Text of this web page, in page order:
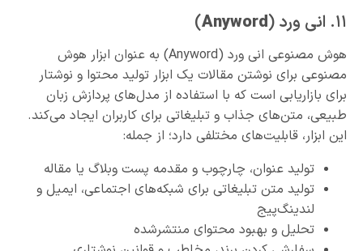
١١. انی ورد ( Anyword
)
هوش مصنوعی انی ورد (Anyword) به عنوان ابزار هوش
مصنوعی برای نوشتن مقالات یک ابزار تولید محتوا و نوشتار
برای بازاریابی است که با استفاده از مدل‌های پردازش زبان
طبیعی، متن‌های جذاب و تبلیغاتی برای کاربران ایجاد می‌کند.
این ابزار، قابلیت‌های مختلفی دارد؛ از جمله:
تولید عنوان، چارچوب و مقدمه پست وبلاگ یا مقاله
تولید متن تبلیغاتی برای شبکه‌های اجتماعی، ایمیل و
لندینگ‌پیج
تحلیل و بهبود محتوای منتشر‌شده